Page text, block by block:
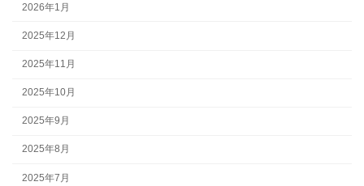
2026年1月
2025年12月
2025年11月
2025年10月
2025年9月
2025年8月
2025年7月